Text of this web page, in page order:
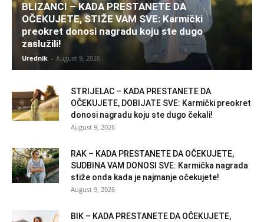
BLIZANCI – KADA PRESTANETE DA
OČEKUJETE, STIŽE VAM SVE: Karmički
preokret donosi nagradu koju ste dugo
zaslužili!
Urednik - August 9, 2026
STRIJELAC – KADA PRESTANETE DA
OČEKUJETE, DOBIJATE SVE: Karmički preokret
donosi nagradu koju ste dugo čekali!
August 9, 2026
RAK – KADA PRESTANETE DA OČEKUJETE,
SUDBINA VAM DONOSI SVE: Karmička nagrada
stiže onda kada je najmanje očekujete!
August 9, 2026
BIK – KADA PRESTANETE DA OČEKUJETE,